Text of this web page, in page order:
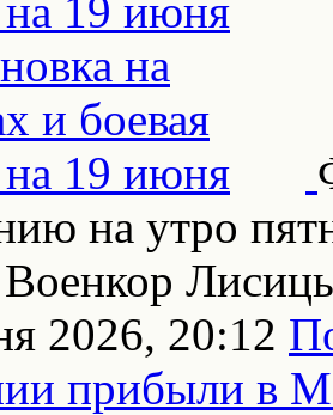
на 19 июня
на утро
Военкор
2026, 20:12
прибыли в